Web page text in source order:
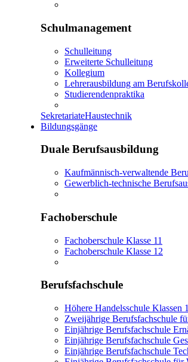
Schulmanagement
Schulleitung
Erweiterte Schulleitung
Kollegium
Lehrerausbildung am
Studierendenpraktika
SekretariateHaustechnik
Bildungsgänge
Duale Berufsausbildung
Kaufmännisch-verwaltende
Gewerblich-technische
Fachoberschule
Fachoberschule Klasse 11
Fachoberschule Klasse 12
Berufsfachschule
Höhere Handelsschule Klassen
Zweijährige Berufsfachschule
Einjährige Berufsfachschule
Einjährige Berufsfachschule
Einjährige Berufsfachschule